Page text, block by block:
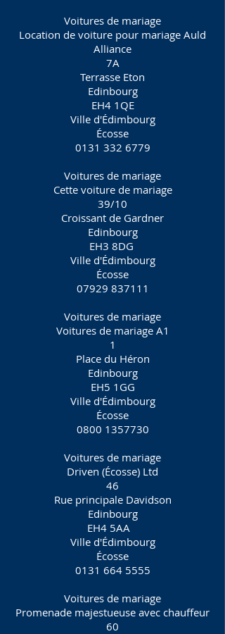
Voitures de mariage
Location de voiture pour mariage Auld
Alliance
7A
Terrasse Eton
Edinbourg
EH4 1QE
Ville d'Édimbourg
Écosse
0131 332 6779
Voitures de mariage
Cette voiture de mariage
39/10
Croissant de Gardner
Edinbourg
EH3 8DG
Ville d'Édimbourg
Écosse
07929 837111
Voitures de mariage
Voitures de mariage A1
1
Place du Héron
Edinbourg
EH5 1GG
Ville d'Édimbourg
Écosse
0800 1357730
Voitures de mariage
Driven (Écosse) Ltd
46
Rue principale Davidson
Edinbourg
EH4 5AA
Ville d'Édimbourg
Écosse
0131 664 5555
Voitures de mariage
Promenade majestueuse avec chauffeur
60